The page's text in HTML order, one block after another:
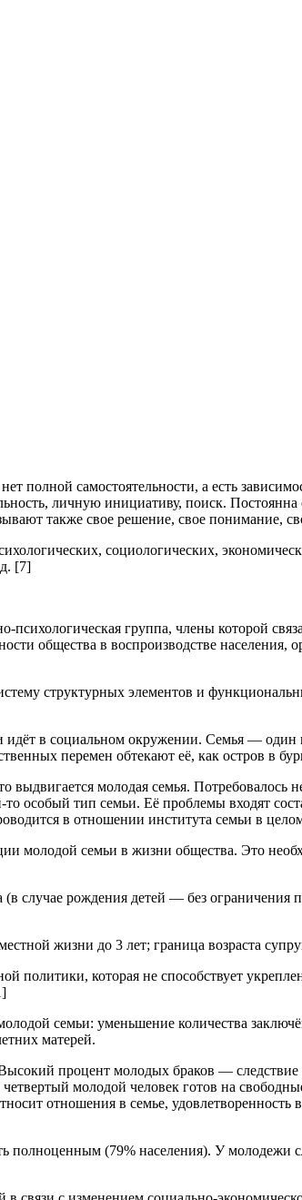
полной самостоятельности, а есть
личную инициативу, поиск.
также свое решение, свое понимание,
социологических,
[7]
психологическая группа, члены которой
общества в воспроизводстве населения,
структурных элементов и
в социальном окружении. Семья —
перемен обтекают её, как остров в
молодая семья. Потребовалось
то особый тип семьи. Её проблемы входят
в отношении института семьи в
молодой семьи в жизни общества. Это
случае рождения детей — без
жизни до 3 лет; граница возраста
политики, которая не способствует
семьи: уменьшение количества
матерей.
процент молодых браков —
молодой человек готов на
отношения в семье,
полноценным (79% населения). У